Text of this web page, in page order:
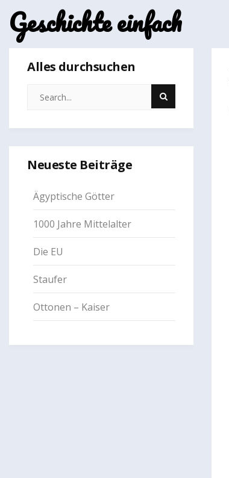
Geschichte einfach
Alles durchsuchen
Neueste Beiträge
Ägyptische Götter
1000 Jahre Mittelalter
Die EU
Staufer
Ottonen – Kaiser